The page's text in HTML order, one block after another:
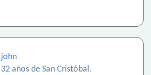
john
32 años de San Cristóbal.